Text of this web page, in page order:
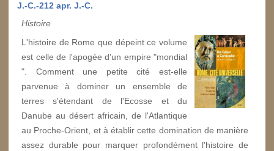
J.-C.-212 apr. J.-C.
Histoire
L'histoire de Rome que dépeint ce volume
est celle de l'apogée d'un empire "mondial
". Comment une petite cité est-elle
parvenue à dominer un ensemble de
terres s'étendant de l'Ecosse et du
Danube au désert africain, de l'Atlantique
au Proche-Orient, et à établir cette domination de manière
assez durable pour marquer profondément l'histoire de